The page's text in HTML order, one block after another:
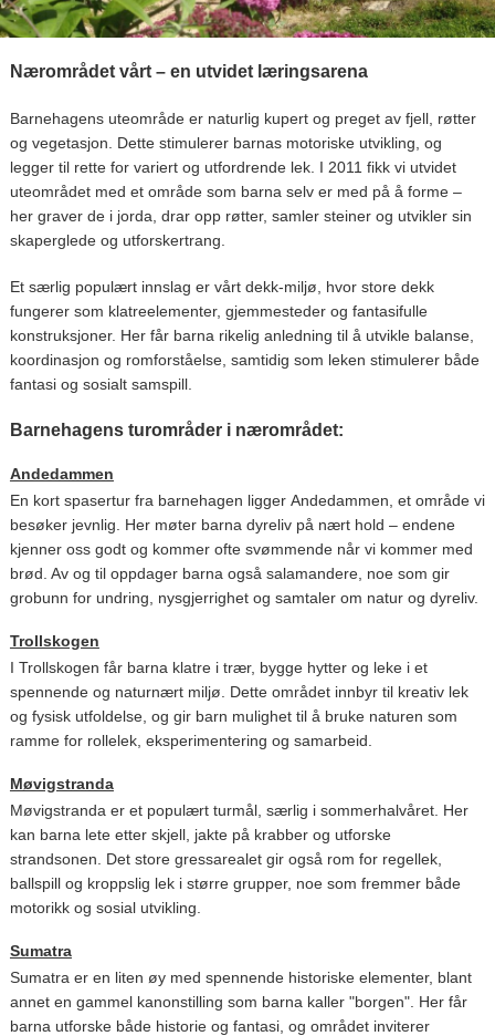
Nærområdet vårt – en utvidet læringsarena
Barnehagens uteområde er naturlig kupert og preget av fjell, røtter
og vegetasjon. Dette stimulerer barnas motoriske utvikling, og
legger til rette for variert og utfordrende lek. I 2011 fikk vi utvidet
uteområdet med et område som barna selv er med på å forme –
her graver de i jorda, drar opp røtter, samler steiner og utvikler sin
skaperglede og utforskertrang.
Et særlig populært innslag er vårt dekk-miljø, hvor store dekk
fungerer som klatreelementer, gjemmesteder og fantasifulle
konstruksjoner. Her får barna rikelig anledning til å utvikle balanse,
koordinasjon og romforståelse, samtidig som leken stimulerer både
fantasi og sosialt samspill.
Barnehagens turområder i nærområdet:
Andedammen
En kort spasertur fra barnehagen ligger Andedammen, et område vi
besøker jevnlig. Her møter barna dyreliv på nært hold – endene
kjenner oss godt og kommer ofte svømmende når vi kommer med
brød. Av og til oppdager barna også salamandere, noe som gir
grobunn for undring, nysgjerrighet og samtaler om natur og dyreliv.
Trollskogen
I Trollskogen får barna klatre i trær, bygge hytter og leke i et
spennende og naturnært miljø. Dette området innbyr til kreativ lek
og fysisk utfoldelse, og gir barn mulighet til å bruke naturen som
ramme for rollelek, eksperimentering og samarbeid.
Møvigstranda
Møvigstranda er et populært turmål, særlig i sommerhalvåret. Her
kan barna lete etter skjell, jakte på krabber og utforske
strandsonen. Det store gressarealet gir også rom for regellek,
ballspill og kroppslig lek i større grupper, noe som fremmer både
motorikk og sosial utvikling.
Sumatra
Sumatra er en liten øy med spennende historiske elementer, blant
annet en gammel kanonstilling som barna kaller "borgen". Her får
barna utforske både historie og fantasi, og området inviterer